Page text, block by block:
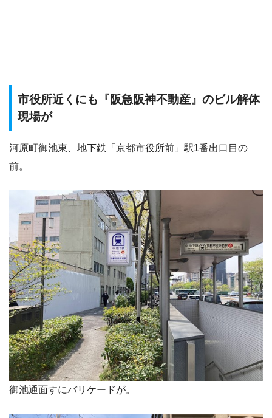
市役所近くにも『阪急阪神不動産』のビル解体
現場が
河原町御池東、地下鉄「京都市役所前」駅1番出口目の
前。
御池通面すにバリケードが。